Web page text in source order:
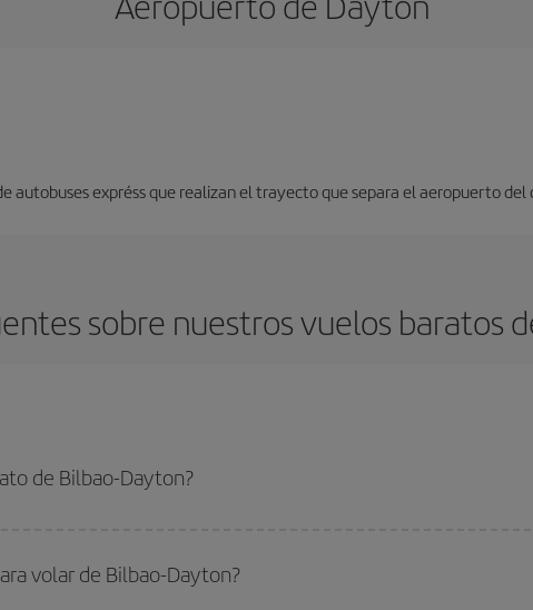
autobuses expréss que realizan el trayecto que separa el aeropuerto del
sobre nuestros vuelos baratos
de Bilbao-Dayton?
volar de Bilbao-Dayton?